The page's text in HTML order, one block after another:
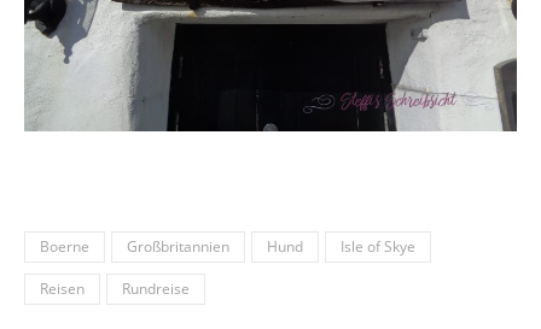
Boerne Großbritannien Hund Isle of Skye
Reisen Rundreise